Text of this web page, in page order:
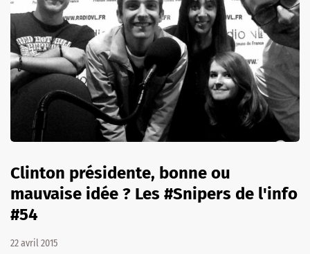
Clinton présidente, bonne ou
mauvaise idée ? Les #Snipers de l'info
#54
22 avril 2015